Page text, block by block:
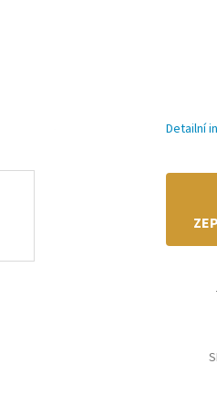
Detailní